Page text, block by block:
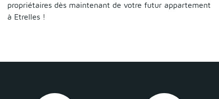
propriétaires dès maintenant de votre futur appartement
à Etrelles !